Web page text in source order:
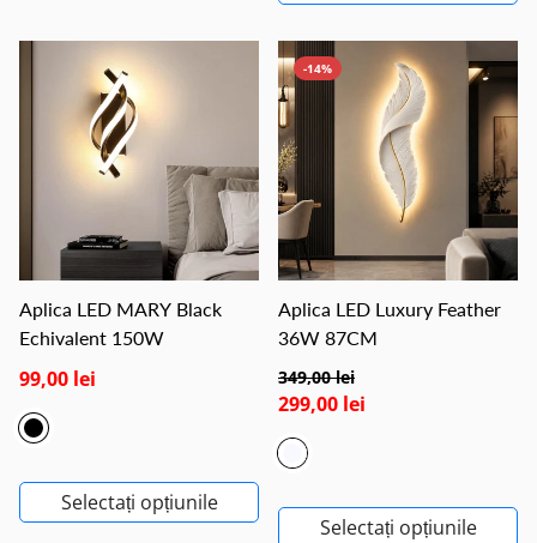
Aplica LED MARY Black
Echivalent 150W
99,00 lei
Selectați opțiunile
-14%
Aplica LED Luxury Feather
36W 87CM
349,00 lei
299,00 lei
Selectați opțiunile